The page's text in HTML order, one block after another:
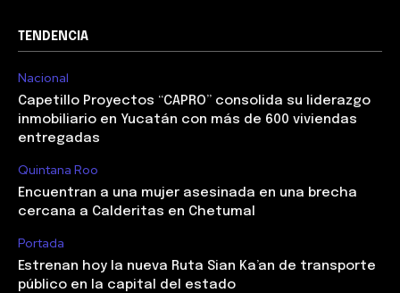
TENDENCIA
Nacional
Capetillo Proyectos “CAPRO” consolida su liderazgo
inmobiliario en Yucatán con más de 600 viviendas
entregadas
Quintana Roo
Encuentran a una mujer asesinada en una brecha
cercana a Calderitas en Chetumal
Portada
Estrenan hoy la nueva Ruta Sian Ka’an de transporte
público en la capital del estado